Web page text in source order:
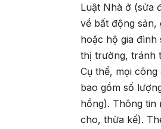
Luật Nhà ở (sửa
về bất động sản,
hoặc hộ gia
thị trường, tránh
Cụ thể, mọi
bao gồm số
hồng). Thông tin
cho, thừa kế).